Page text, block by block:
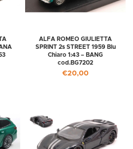
ALFA ROMEO GIULIETTA
SPRINT 2s STREET 1959 Blu
Chiaro 1:43 – BANG
cod.BG7202
€20,00